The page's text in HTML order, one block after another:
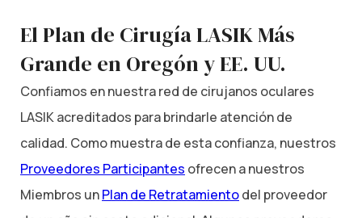
El Plan de Cirugía LASIK Más
Grande en Oregón y EE. UU.
Confiamos en nuestra red de cirujanos oculares
LASIK acreditados para brindarle atención de
calidad. Como muestra de esta confianza, nuestros
Proveedores Participantes ofrecen a nuestros
Miembros unPlan de Retratamientodel proveedor